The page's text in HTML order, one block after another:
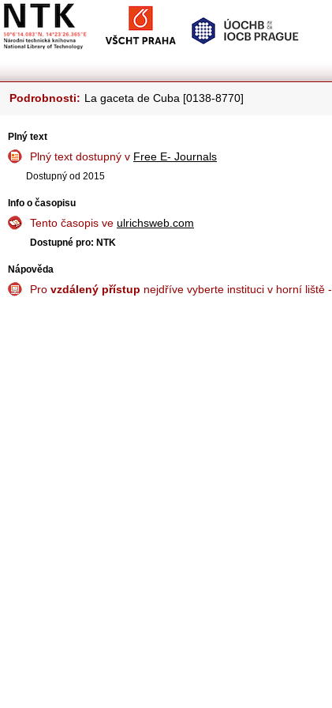
Podrobnosti: La gaceta de Cuba [0138-8770]
Plný text
Plný text dostupný v Free E- Journals
Dostupný od 2015
Info o časopisu
Tento časopis ve ulrichsweb.com
Dostupné pro: NTK
Nápověda
Pro vzdálený přístup nejdříve vyberte instituci v horní liště -